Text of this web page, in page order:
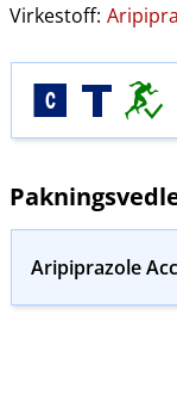
Virkestoff:
Aripiprazole